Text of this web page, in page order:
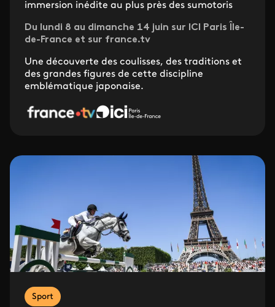
immersion inédite au plus près des sumotoris
Du lundi 8 au dimanche 14 juin sur ICI Paris Île-
de-France et sur france.tv
Une découverte des coulisses, des traditions et
des grandes figures de cette discipline
emblématique japonaise.
Sport